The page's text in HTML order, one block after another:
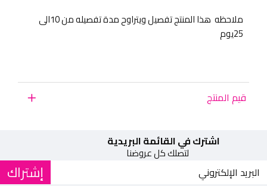
ملاحظه هذا المنتج تفصيل ويتراوح مدة تفصيله من 10الى
25يوم
قيم المنتج
اشترك في القائمة البريدية
لتصلك كل عروضنا
إشتراك